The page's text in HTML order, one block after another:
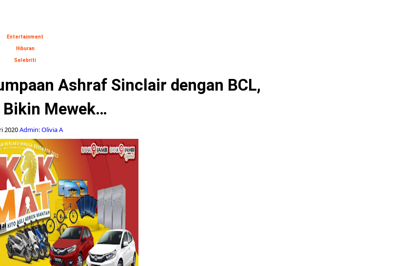
Entertainment
Hiburan
Selebriti
Ashraf Sinclair dengan BCL,
Bikin Mewek…
2020Admin: Olivia A